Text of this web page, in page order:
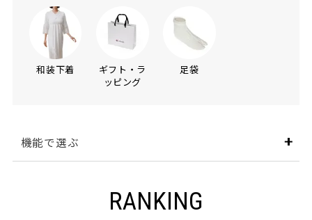
和装下着
ギフト・ラ
ッピング
足袋
機能で選ぶ
RANKING